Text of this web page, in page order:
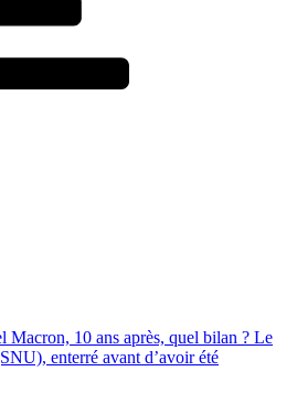
Macron, 10 ans après, quel bilan ? Le
enterré avant d’avoir été